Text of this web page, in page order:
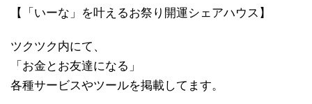
【「いーな」を叶えるお祭り開運シェアハウス】
ツクツク内にて、
「お金とお友達になる」
各種サービスやツールを掲載してます。